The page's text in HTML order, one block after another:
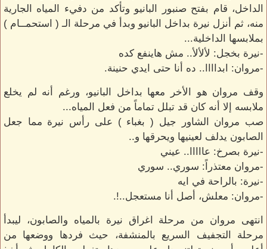
الداخل، قام بفتح صنبور البانيو وتأكد من دفيء المياه الجارية
منه، ثم أنزل نيرة بداخل البانيو وبدأ في مرحلة الـ ( استحمــام )
بملابسها الداخلية...
-نيرة بخجل: لألألأ.. مش هاينفع كده
-مروان: ابداااا.. ده أنا حتى ايدي حنينة.
وقف مروان هو الأخر معها بداخل البانيو، ورغم أنه لم يخلع
ملابسه إلا أنه كان قد تبلل تماماً من فعل المياه...
صب مروان الشاور جيل ( بغباء ) على رأس نيرة مما جعل
الصابون يدلف لعينيها ويحرقها و..
-نيرة بصرخ: عااااا.. عيني
-مروان معتذراً: سوري.. سوري
-نيرة: بالراحة في ايه
-مروان: معلش، أصل أنا مستعجل..!.
انتهى مروان من مرحلة اغراق نيرة بالمياه والصابون، ليبدأ
مرحلة التجفيف السريع بالمنشفة، حيث فردها ووضعها من